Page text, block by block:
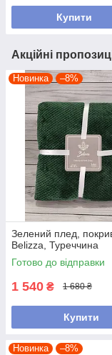
Купити
Акційні
Новинка –8%
Зелений плед,
Belizza, Туреччина
Готово до відправки
1 540 ₴ 1 680 ₴
Купити
Новинка –8%